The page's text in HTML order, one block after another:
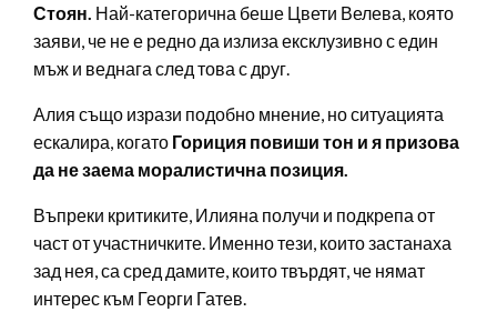
Стоян. Най-категорична беше Цвети Велева, която
заяви, че не е редно да излиза ексклузивно с един
мъж и веднага след това с друг.
Алия също изрази подобно мнение, но ситуацията
ескалира, когато Гориция повиши тон и я призова
да не заема моралистична позиция.
Въпреки критиките, Илияна получи и подкрепа от
част от участничките. Именно тези, които застанаха
зад нея, са сред дамите, които твърдят, че нямат
интерес към Георги Гатев.